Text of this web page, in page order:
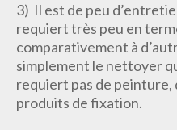
3) Il est de peu
requiert très peu en
comparativement à
simplement le nettoyer
requiert pas de peinture,
produits de fixation.